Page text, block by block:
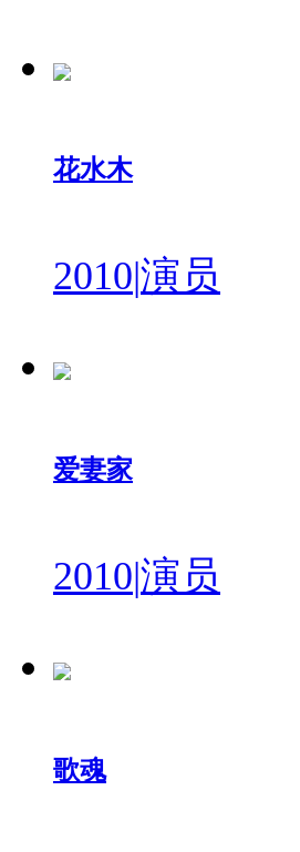
花水木
2010|演员
爱妻家
2010|演员
歌魂